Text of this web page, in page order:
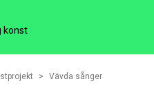
konst
Vävda sånger